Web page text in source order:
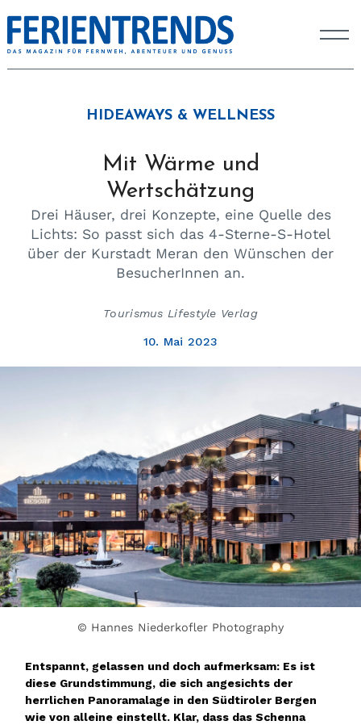
HIDEAWAYS & WELLNESS
Mit Wärme und
Wertschätzung
Drei Häuser, drei Konzepte, eine Quelle des
Lichts: So passt sich das 4-Sterne-S-Hotel
über der Kurstadt Meran den Wünschen der
BesucherInnen an.
Tourismus Lifestyle Verlag
10. Mai 2023
© Hannes Niederkofler Photography
Entspannt, gelassen und doch aufmerksam: Es ist
diese Grundstimmung, die sich angesichts der
herrlichen Panoramalage in den Südtiroler Bergen
wie von alleine einstellt. Klar, dass das Schenna